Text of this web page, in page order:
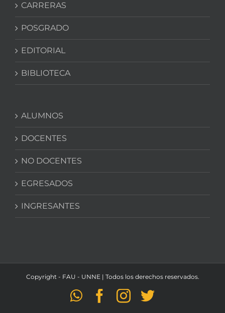
CARRERAS
POSGRADO
EDITORIAL
BIBLIOTECA
ALUMNOS
DOCENTES
NO DOCENTES
EGRESADOS
INGRESANTES
Copyright - FAU - UNNE | Todos los derechos reservados.
WhatsApp
Facebook
Instagram
Twitter